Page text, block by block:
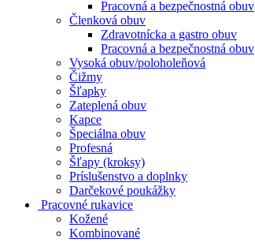
Pracovná a bezpečnostná obuv
Členková obuv
Zdravotnícka a gastro obuv
Pracovná a bezpečnostná obuv
Vysoká obuv/poloholeňová
Čižmy
Šľapky
Zateplená obuv
Kapce
Špeciálna obuv
Profesná
Šľapy (kroksy)
Príslušenstvo a doplnky
Darčekové poukážky
Pracovné rukavice
Kožené
Kombinované